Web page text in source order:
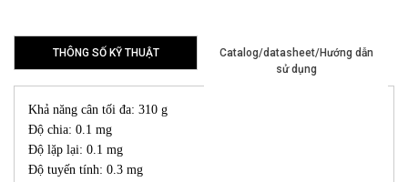
THÔNG SỐ KỸ THUẬT
Catalog/datasheet/Hướng dẫn
sử dụng
Khả năng cân tối đa: 310 g
Độ chia: 0.1 mg
Độ lặp lại: 0.1 mg
Độ tuyến tính: 0.3 mg